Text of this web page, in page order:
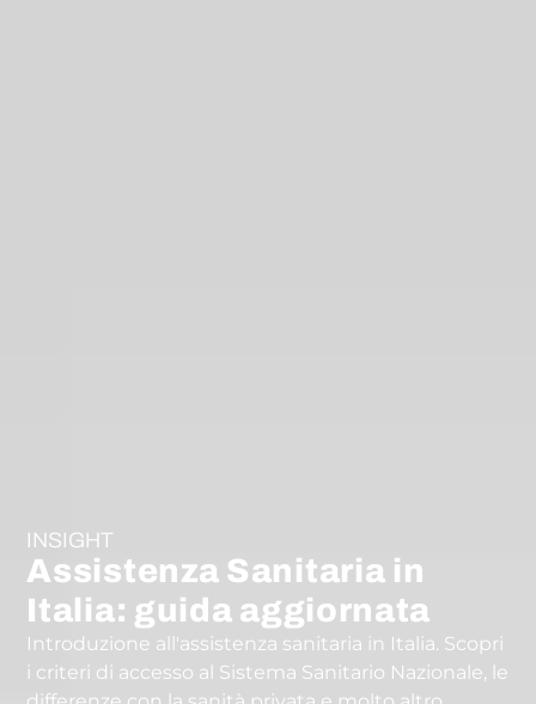
INSIGHT
Assistenza Sanitaria in
Italia: guida aggiornata
Introduzione all'assistenza sanitaria in Italia. Scopri
i criteri di accesso al Sistema Sanitario Nazionale, le